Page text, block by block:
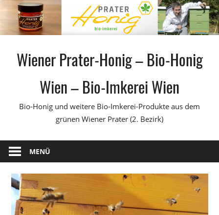
Inhalt
springen
Wiener Prater-Honig – Bio-Honig
Wien – Bio-Imkerei Wien
Bio-Honig und weitere Bio-Imkerei-Produkte aus dem
grünen Wiener Prater (2. Bezirk)
MENÜ